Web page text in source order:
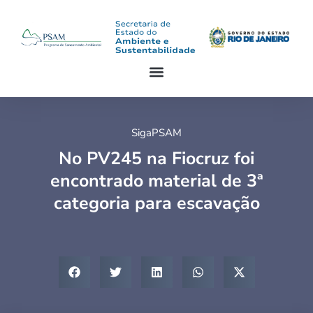
SigaPSAM
No PV245 na Fiocruz foi
encontrado material de 3ª
categoria para escavação